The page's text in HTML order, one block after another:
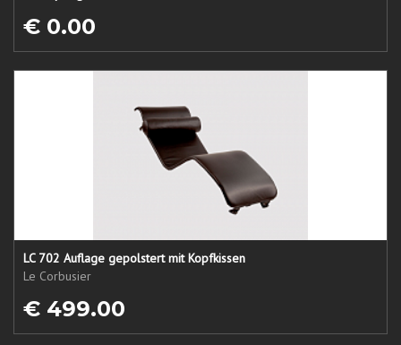
€ 0.00
LC 702 Auflage gepolstert mit Kopfkissen
Le Corbusier
€ 499.00